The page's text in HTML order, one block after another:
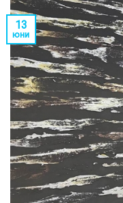
13
юни
× ТОЗИ
САЙТ
ИЗПОЛЗВА
БИСКВИТКИ.
ПОВЕЧЕ
ИНФОРМАЦИЯ
МОЖЕТЕ
ДА
НАМЕРИТЕ
ТУК.
УСЛУГИ ОПЦИИ